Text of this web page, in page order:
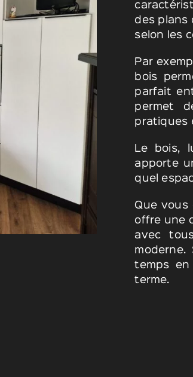
des plans
selon les
Par
bois
parfait
permet
pratiques
Le bois,
apporte
quel
Que vous
offre une
avec
temps
terme.